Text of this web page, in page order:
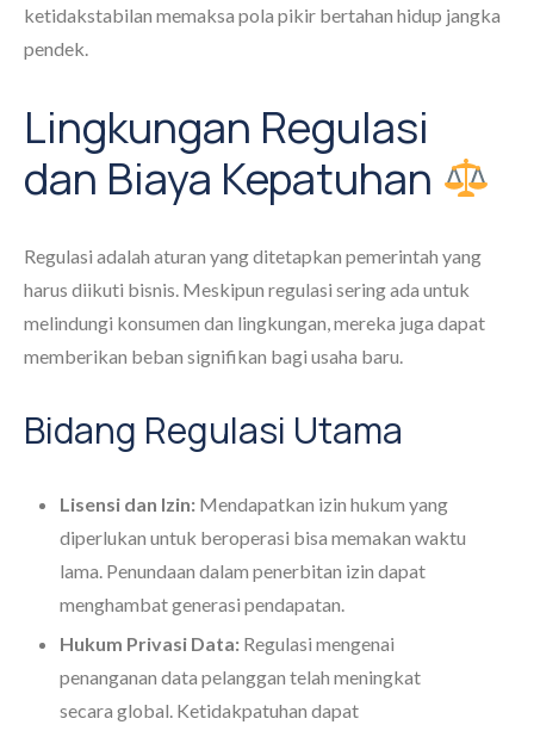
ketidakstabilan memaksa pola pikir bertahan hidup jangka
pendek.
Lingkungan Regulasi
dan Biaya Kepatuhan
Regulasi adalah aturan yang ditetapkan pemerintah yang
harus diikuti bisnis. Meskipun regulasi sering ada untuk
melindungi konsumen dan lingkungan, mereka juga dapat
memberikan beban signifikan bagi usaha baru.
Bidang Regulasi Utama
Lisensi dan Izin: Mendapatkan izin hukum yang
diperlukan untuk beroperasi bisa memakan waktu
lama. Penundaan dalam penerbitan izin dapat
menghambat generasi pendapatan.
Hukum Privasi Data: Regulasi mengenai
penanganan data pelanggan telah meningkat
secara global. Ketidakpatuhan dapat